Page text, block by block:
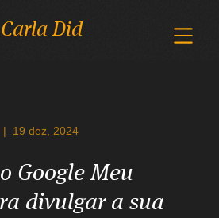
Carla Did
19 dez, 2024
Google Meu
divulgar a sua